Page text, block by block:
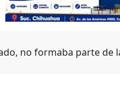
no formaba parte de